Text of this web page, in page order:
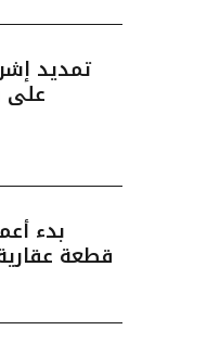
تمديد
على
قطعة عقارية في 5 مناطق..